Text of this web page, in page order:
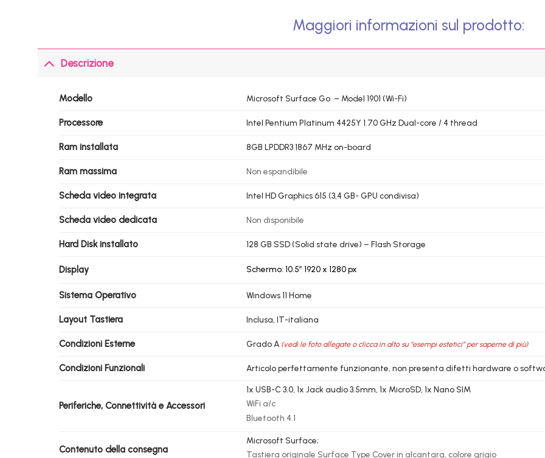
Maggiori informazioni sul prodotto:
Descrizione
Modello Microsoft Surface Go – Model 1901 (Wi-Fi)
Processore Intel Pentium Platinum 4425Y 1.70 GHz Dual-core / 4 thread
Ram installata 8GB LPDDR3 1867 MHz on-board
Ram massima Non espandibile
Scheda video integrata Intel HD Graphics 615 (3,4 GB- GPU condivisa)
Scheda video dedicata Non disponibile
Hard Disk installato 128 GB SSD (Solid state drive) – Flash Storage
Display Schermo: 10.5” 1920 x 1280 px
Sistema Operativo Windows 11 Home
Layout Tastiera Inclusa, IT-italiana
Condizioni Esterne Grado A (vedi le foto allegate o clicca in alto su “esempi estetici” per saperne di più)
Condizioni Funzionali Articolo perfettamente funzionante, non presenta difetti hardware o
Periferiche, Connettività e Accessori
1x USB-C 3.0, 1x Jack audio 3.5mm, 1x MicroSD, 1x Nano SIM
WiFi a/c
Bluetooth 4.1
Contenuto della consegna
Microsoft Surface;
Tastiera originale Surface Type Cover in alcantara, colore grigio